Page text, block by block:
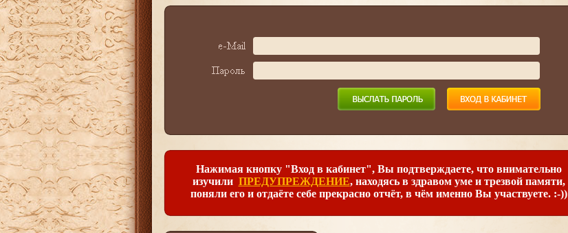
Нажимая кнопку "Вход в кабинет", Вы подтверждаете, что внимательно
изучили ПРЕДУПРЕЖДЕНИЕ, находясь в здравом уме и трезвой памяти,
поняли его и отдаёте себе прекрасно отчёт, в чём именно Вы участвуете. :-))